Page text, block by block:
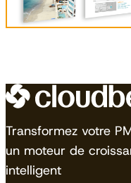
Transformez votre
un moteur de
intelligent